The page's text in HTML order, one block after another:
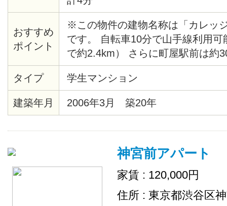
おすすめ
ポイント
※この物件の建物名称は「カレッ
です。 自転車10分で山手線利用可
で約2.4km） さらに町屋駅前は約
ーパー「赤札堂」や駅ビル「セン
ッピングセンターが充実。 家具家
りますので、お好みでお選びくだ
タイプ 学生マンション
建築年月 2006年3月 築20年
神宮前アパート
家賃 : 120,000円
住所 : 東京都渋谷区